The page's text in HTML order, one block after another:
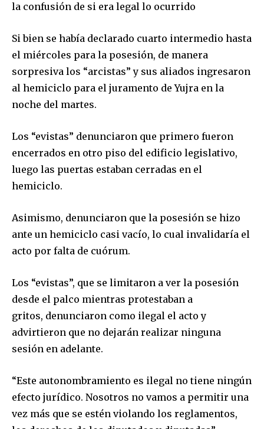
Join our community of
SUBSCRIBERS and be part of the
conversation.
or click the subscribe button below. Don't worry, we respect
your privacy and won't spam your inbox. Your information is
safe with us.
la confusión de si era legal lo ocurrido
Si bien se había declarado cuarto intermedio hasta
el miércoles para la posesión, de manera
sorpresiva los “arcistas” y sus aliados ingresaron
al hemiciclo para el juramento de Yujra en la
noche del martes.
Los “evistas” denunciaron que primero fueron
encerrados en otro piso del edificio legislativo,
luego las puertas estaban cerradas en el
hemiciclo.
Asimismo, denunciaron que la posesión se hizo
ante un hemiciclo casi vacío, lo cual invalidaría el
acto por falta de cuórum.
Los “evistas”, que se limitaron a ver la posesión
desde el palco mientras protestaban a
gritos, denunciaron como ilegal el acto y
advirtieron que no dejarán realizar ninguna
sesión en adelante.
“Este autonombramiento es ilegal no tiene ningún
efecto jurídico. Nosotros no vamos a permitir una
vez más que se estén violando los reglamentos,